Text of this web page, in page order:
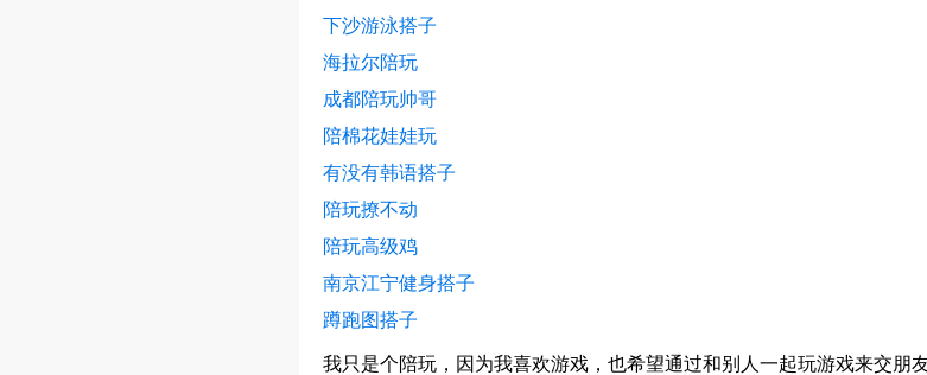
下沙游泳搭子
海拉尔陪玩
成都陪玩帅哥
陪棉花娃娃玩
有没有韩语搭子
陪玩撩不动
陪玩高级鸡
南京江宁健身搭子
蹲跑图搭子
我只是个陪玩，因为我喜欢游戏，也希望通过和别人一起玩游戏来交朋